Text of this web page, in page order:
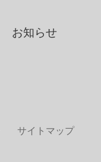
お知らせ
サイトマップ